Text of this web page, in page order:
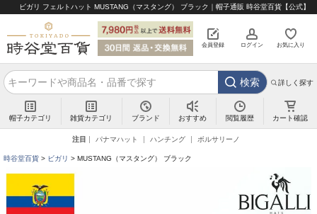
ビガリ フェルトハット MUSTANG（マスタング） ブラック｜帽子通販 時谷堂百貨【公式】
会員登録 ログイン お気に入り
検索 詳しく探す
帽子カテゴリ 雑貨カテゴリ ブランド おすすめ 閲覧履歴 カート確認
注目 パナマハット ハンチング ボルサリーノ
時谷堂百貨 ビガリ MUSTANG（マスタング） ブラック